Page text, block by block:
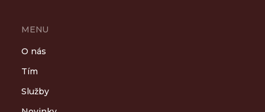
MENU
O nás
Tím
Služby